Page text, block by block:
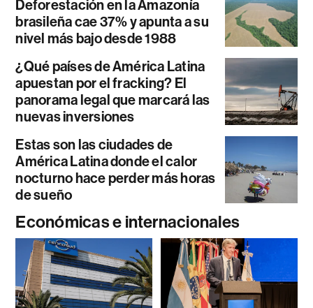
Deforestación en la Amazonía
brasileña cae 37% y apunta a su
nivel más bajo desde 1988
¿Qué países de América Latina
apuestan por el fracking? El
panorama legal que marcará las
nuevas inversiones
Estas son las ciudades de
América Latina donde el calor
nocturno hace perder más horas
de sueño
Económicas e internacionales